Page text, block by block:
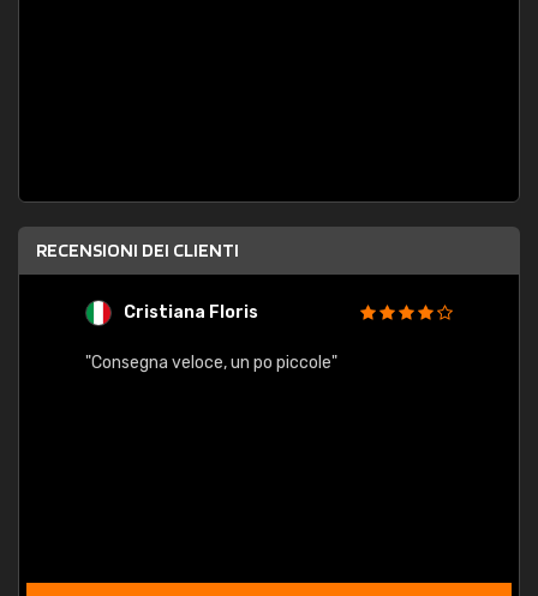
RECENSIONI DEI CLIENTI
Cristiana Floris
"Consegna veloce, un po piccole"